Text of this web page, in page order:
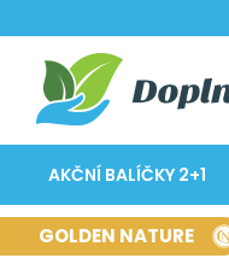
AKČNÍ BALÍČKY 2+1
GOLDEN NATURE